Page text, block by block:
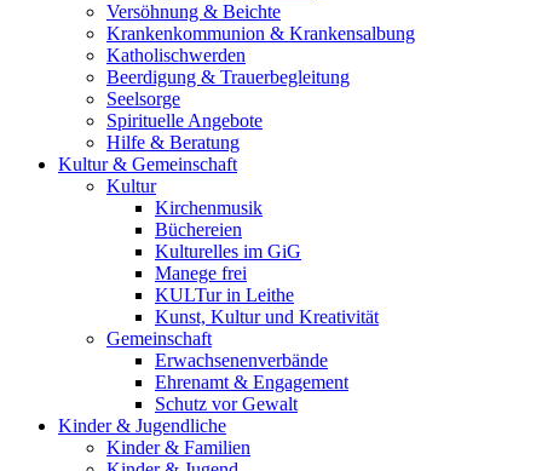
Versöhnung & Beichte
Krankenkommunion & Krankensalbung
Katholischwerden
Beerdigung & Trauerbegleitung
Seelsorge
Spirituelle Angebote
Hilfe & Beratung
Kultur & Gemeinschaft
Kultur
Kirchenmusik
Büchereien
Kulturelles im GiG
Manege frei
KULTur in Leithe
Kunst, Kultur und Kreativität
Gemeinschaft
Erwachsenenverbände
Ehrenamt & Engagement
Schutz vor Gewalt
Kinder & Jugendliche
Kinder & Familien